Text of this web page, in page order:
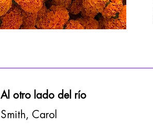
Al otro lado del río
Smith, Carol